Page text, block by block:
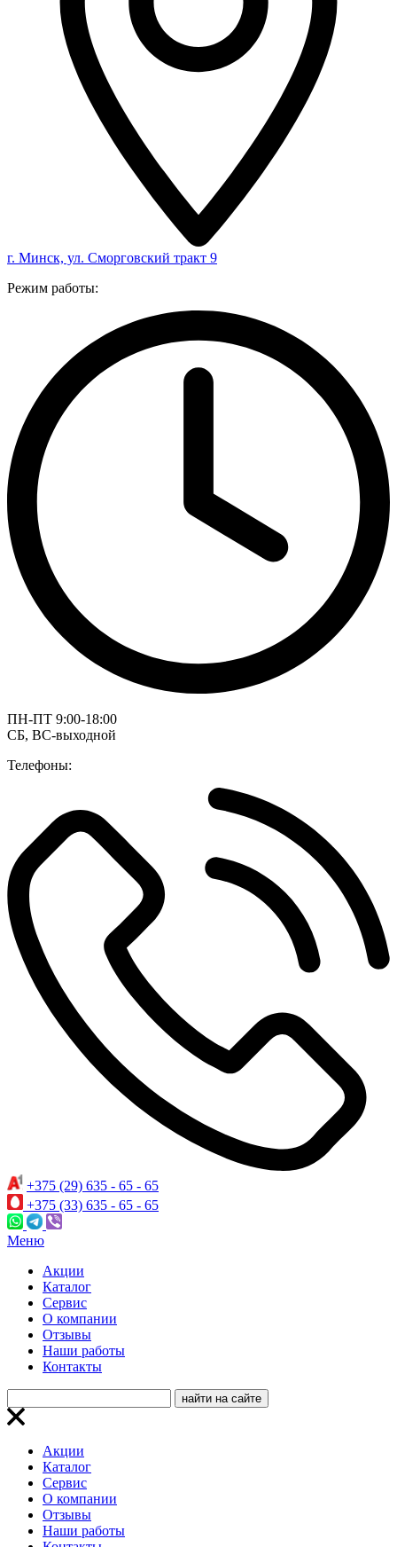
г. Минск, ул. Сморговский тракт 9
Режим работы:
ПН-ПТ 9:00-18:00
СБ, ВС-выходной
Телефоны:
+375 (29) 635 - 65 - 65
+375 (33) 635 - 65 - 65
Меню
Акции
Каталог
Сервис
О компании
Отзывы
Наши работы
Контакты
Акции
Каталог
Сервис
О компании
Отзывы
Наши работы